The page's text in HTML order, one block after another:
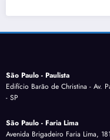
São Paulo - Paulista
Edifício Barão de Christina - Av.
- SP
São Paulo - Faria Lima
Avenida Brigadeiro Faria Lima,